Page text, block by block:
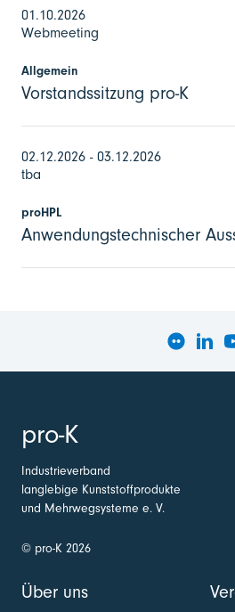
01.10.2026
Webmeeting
Allgemein
Vorstandssitzung pro-K
02.12.2026 - 03.12.2026
tba
proHPL
Anwendungstechnischer
pro-K
Industrieverband
langlebige Kunststoffprodukte
und Mehrwegsysteme e. V.
© pro-K 2026
Über uns